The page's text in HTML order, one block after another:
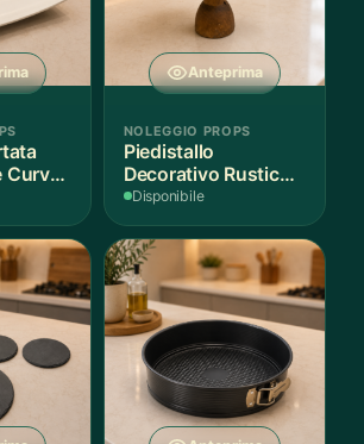
Curvo
Anteprima
NOLEGGIO PROPS
Piedistallo
Decorativo Rustico
in Legno
Disponibile